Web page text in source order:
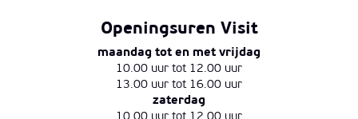
Openingsuren Visit
maandag tot en met vrijdag
10.00 uur tot 12.00 uur
13.00 uur tot 16.00 uur
zaterdag